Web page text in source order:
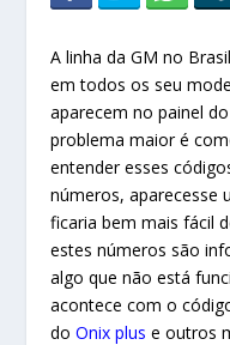
A linha da GM no
em todos os seu
aparecem no painel
problema maior é
entender esses
números, aparecesse
ficaria bem mais fácil
estes números são
algo que não está
acontece com o
doOnix plus e outros